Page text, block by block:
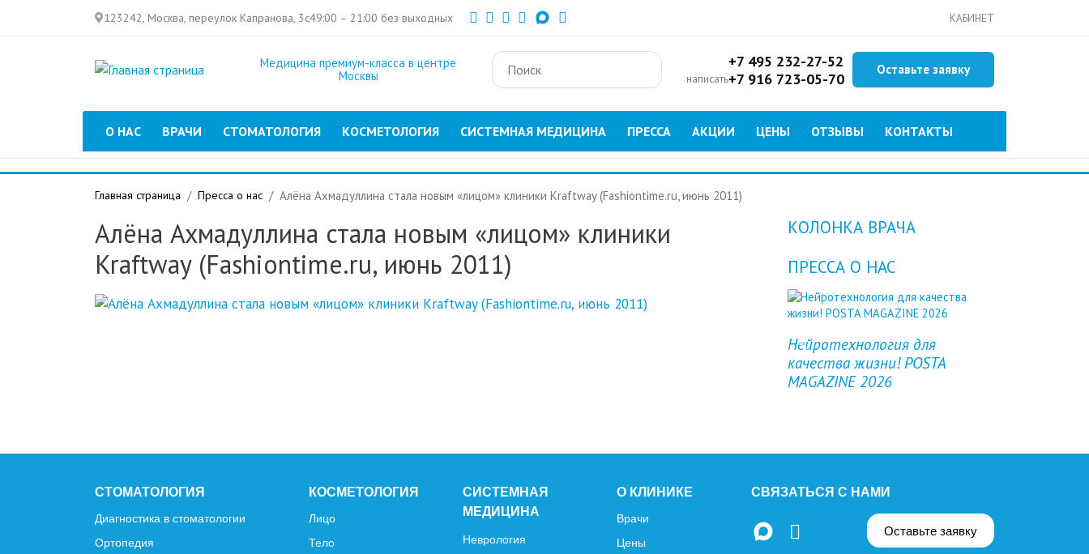
Перейти
основному
123242, Москва, переулок Капранова, 3с49:00 – 21:00 без выходных КАБИНЕТ
Медицина премиум-класса в центре
Москвы
+7 495 232-27-52
написать+7 916 723-05-70 Оставьте заявку
О НАС ВРАЧИ СТОМАТОЛОГИЯ КОСМЕТОЛОГИЯ СИСТЕМНАЯ МЕДИЦИНА ПРЕССА АКЦИИ ЦЕНЫ ОТЗЫВЫ КОНТАКТЫ
Главная страница Пресса о нас Алёна Ахмадуллина стала новым «лицом» клиники Kraftway (Fashiontime.ru, июнь 2011)
Алёна Ахмадуллина стала новым «лицом» клиники
Kraftway (Fashiontime.ru, июнь 2011)
КОЛОНКА ВРАЧА
ПРЕССА О НАС
Нейротехнология для
качества жизни! POSTA
MAGAZINE 2026
Previous
СТОМАТОЛОГИЯ
Диагностика в стоматологии
Ортопедия
КОСМЕТОЛОГИЯ
Лицо
Тело
СИСТЕМНАЯ
МЕДИЦИНА
Неврология
О КЛИНИКЕ
Врачи
Цены
СВЯЗАТЬСЯ С НАМИ
Оставьте заявку